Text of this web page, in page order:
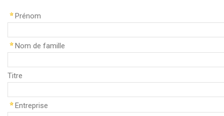
Prénom
Nom de famille
Titre
Entreprise